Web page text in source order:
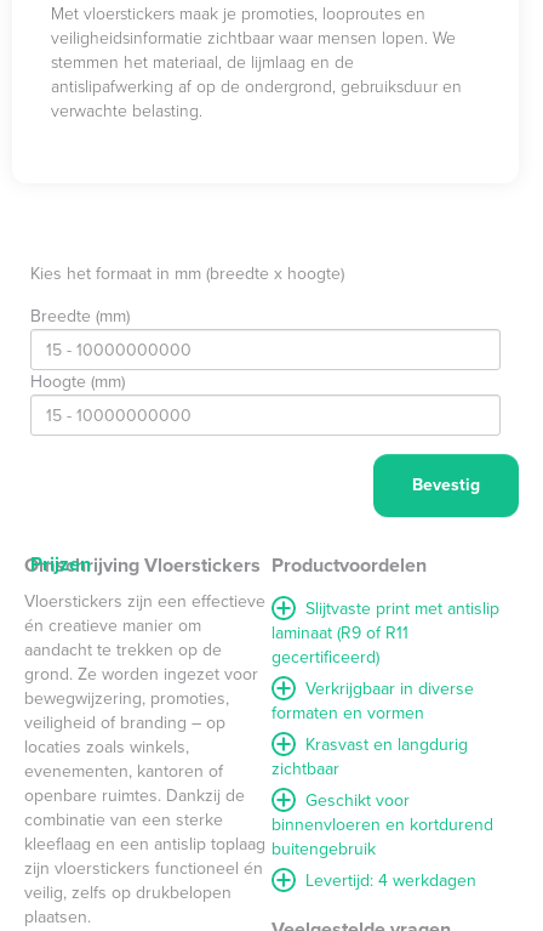
Met vloerstickers maak je promoties, looproutes en
veiligheidsinformatie zichtbaar waar mensen lopen. We
stemmen het materiaal, de lijmlaag en de
antislipafwerking af op de ondergrond, gebruiksduur en
verwachte belasting.
Kies het formaat in mm (breedte x hoogte)
Breedte (mm)
Hoogte (mm)
Prijzen
Omschrijving Vloerstickers
Vloerstickers zijn een effectieve
én creatieve manier om
aandacht te trekken op de
grond. Ze worden ingezet voor
bewegwijzering, promoties,
veiligheid of branding – op
locaties zoals winkels,
evenementen, kantoren of
openbare ruimtes. Dankzij de
combinatie van een sterke
kleeflaag en een antislip toplaag
zijn vloerstickers functioneel én
veilig, zelfs op drukbelopen
plaatsen.
Productvoordelen
Slijtvaste print met antislip
laminaat (R9 of R11
gecertificeerd)
Verkrijgbaar in diverse
formaten en vormen
Krasvast en langdurig
zichtbaar
Geschikt voor
binnenvloeren en kortdurend
buitengebruik
Levertijd: 4 werkdagen